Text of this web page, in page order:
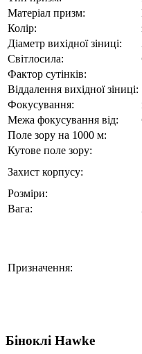
Матеріал призм:
Колір:
Діаметр вихідної зіниці:
Світлосила:
Фактор сутінків:
Віддалення вихідної зіниці:
Фокусування:
Межа фокусування від:
Поле зору на 1000 м:
Кутове поле зору:
Захист корпусу:
Розміри:
Вага:
Призначення:
Біноклі Hawke